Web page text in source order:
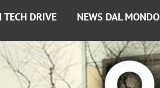
TECH DRIVE NEWS DAL MONDO